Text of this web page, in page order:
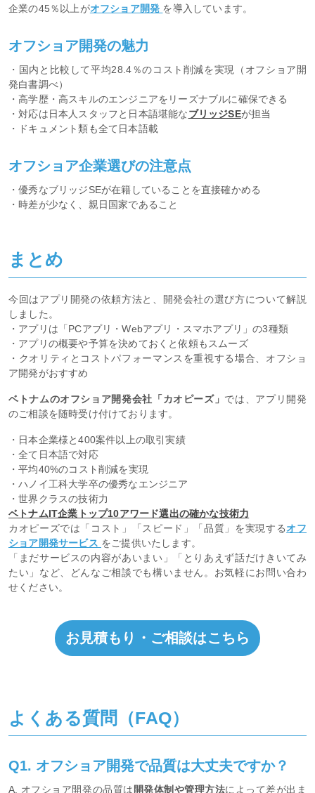
企業の45％以上がオフショア開発 を導入しています。
オフショア開発の魅力
・国内と比較して平均28.4％のコスト削減を実現（オフショア開
発白書調べ）
・高学歴・高スキルのエンジニアをリーズナブルに確保できる
・対応は日本人スタッフと日本語堪能なブリッジSEが担当
・ドキュメント類も全て日本語載
オフショア企業選びの注意点
・優秀なブリッジSEが在籍していることを直接確かめる
・時差が少なく、親日国家であること
まとめ
今回はアプリ開発の依頼方法と、開発会社の選び方について解説
しました。
・アプリは「PCアプリ・Webアプリ・スマホアプリ」の3種類
・アプリの概要や予算を決めておくと依頼もスムーズ
・クオリティとコストパフォーマンスを重視する場合、オフショ
ア開発がおすすめ
ベトナムのオフショア開発会社「カオピーズ」 では、アプリ開発
のご相談を随時受け付けております。
・日本企業様と400案件以上の取引実績
・全て日本語で対応
・平均40%のコスト削減を実現
・ハノイ工科大学卒の優秀なエンジニア
・世界クラスの技術力
ベトナムIT企業トップ10アワード選出の確かな技術力
カオピーズでは「コスト」「スピード」「品質」を実現するオフ
ショア開発サービス をご提供いたします。
「まだサービスの内容があいまい」「とりあえず話だけきいてみ
たい」など、どんなご相談でも構いません。お気軽にお問い合わ
せください。
お見積もり・ご相談はこちら
よくある質問（FAQ）
Q1. オフショア開発で品質は大丈夫ですか？
A. オフショア開発の品質は 開発体制や管理方法によって差が出ま